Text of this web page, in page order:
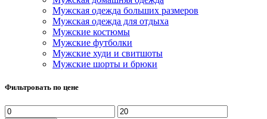
Мужская одежда больших размеров
Мужская одежда для отдыха
Мужские костюмы
Мужские футболки
Мужские худи и свитшоты
Мужские шорты и брюки
Фильтровать по цене